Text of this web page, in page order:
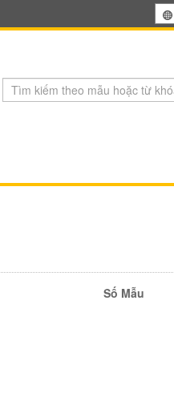
Số Mẫu